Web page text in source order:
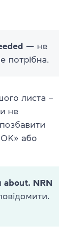
— не
потрібна.
листа –
не
або
about. NRN